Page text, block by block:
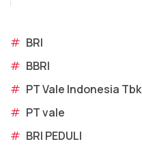
# BRI
# BBRI
# PT Vale Indonesia Tbk
# PT vale
# BRI PEDULI